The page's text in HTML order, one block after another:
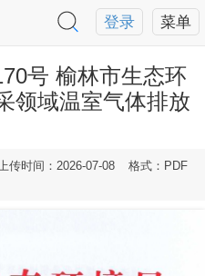
菜单
登录
号 榆林市生态环
领域温室气体排放
传时间：2026-07-08
格式：PDF